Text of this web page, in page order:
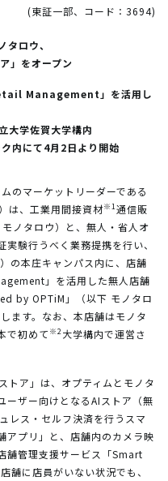
(東証一部、コード：3694)
タロウ、
」をオープン
Management」を活用し
大学佐賀大学構内
内にて4月2日より開始
のマーケットリーダーである
は、工業用間接資材※1通信販
ノタロウ）と、無人・省人オ
験行うべく業務提携を行い、
の本庄キャンパス内に、店舗
」を活用した無人店舗
by OPTiM」（以下 モノタロ
ます。なお、本店舗はモノタ
で初めて ※2大学構内で運営さ
トア」は、オプティムとモノタ
ーザー向けとなるAIストア（無
レス・セルフ決済を行うスマ
アプリ」と、店舗内のカメラ映
舗管理支援サービス「Smart
に店員がいない状況でも、